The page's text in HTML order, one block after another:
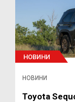
НОВИНИ
НОВИНИ
Toyota